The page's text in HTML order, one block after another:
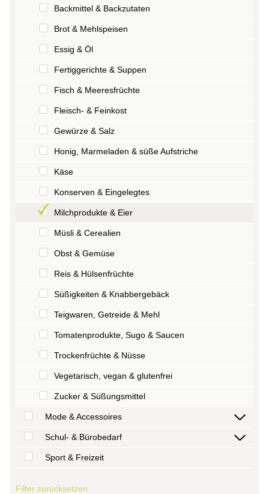
Backmittel & Backzutaten
Brot & Mehlspeisen
Essig & Öl
Fertiggerichte & Suppen
Fisch & Meeresfrüchte
Fleisch- & Feinkost
Gewürze & Salz
Honig, Marmeladen & süße Aufstriche
Käse
Konserven & Eingelegtes
Milchprodukte & Eier
Müsli & Cerealien
Obst & Gemüse
Reis & Hülsenfrüchte
Süßigkeiten & Knabbergebäck
Teigwaren, Getreide & Mehl
Tomatenprodukte, Sugo & Saucen
Trockenfrüchte & Nüsse
Vegetarisch, vegan & glutenfrei
Zucker & Süßungsmittel
Mode & Accessoires
Schul- & Bürobedarf
Sport & Freizeit
Filter zurücksetzen